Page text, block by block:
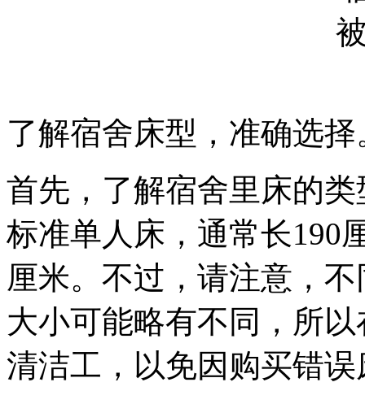
了解宿舍床型，准确选择
首先，了解宿舍里床的
标准单人床，通常长190
厘米。不过，请注意，
大小可能略有不同，所
清洁工，以免因购买错